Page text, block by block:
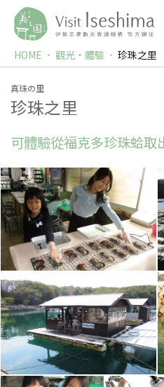
HOME 觀光‧體驗 珍珠之里
真珠の里
珍珠之里
可體驗從福克多珍珠蛤取